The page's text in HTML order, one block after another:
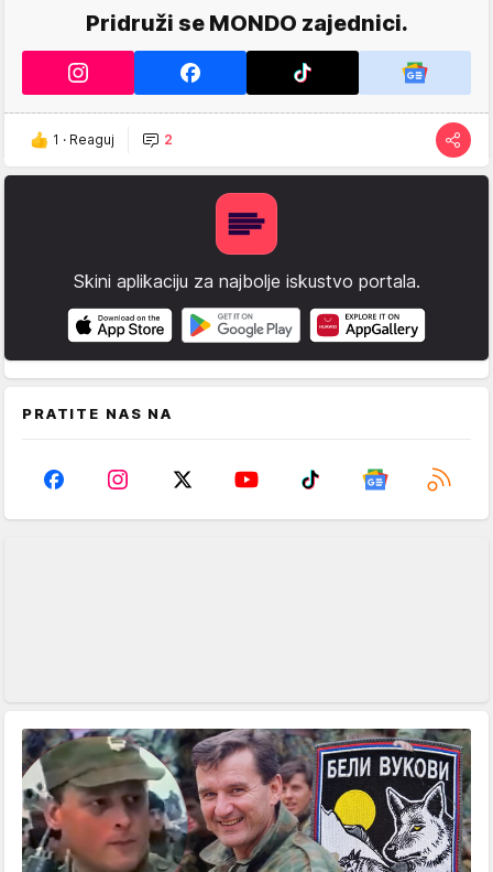
Pridruži se MONDO zajednici.
1 · Reaguj 2
Skini aplikaciju za najbolje iskustvo portala.
PRATITE NAS NA